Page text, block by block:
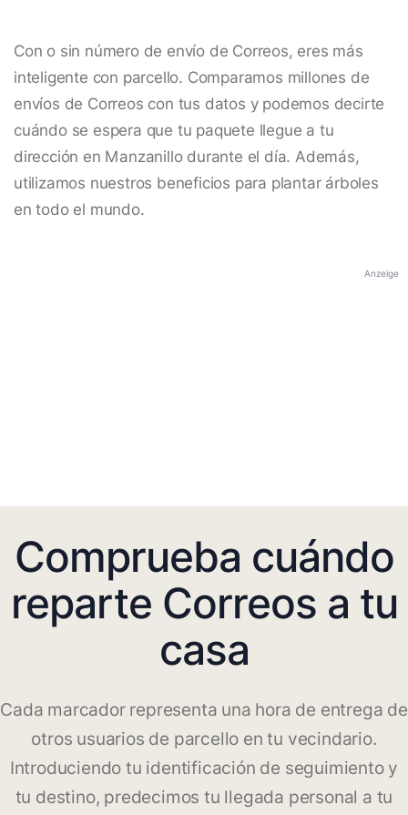
Con o sin número de envío de Correos, eres más
inteligente con parcello. Comparamos millones de
envíos de Correos con tus datos y podemos decirte
cuándo se espera que tu paquete llegue a tu
dirección en Manzanillo durante el día. Además,
utilizamos nuestros beneficios para plantar árboles
en todo el mundo.
Anzeige
Comprueba cuándo
reparte Correos a tu
casa
Cada marcador representa una hora de entrega de
otros usuarios de parcello en tu vecindario.
Introduciendo tu identificación de seguimiento y
tu destino, predecimos tu llegada personal a tu